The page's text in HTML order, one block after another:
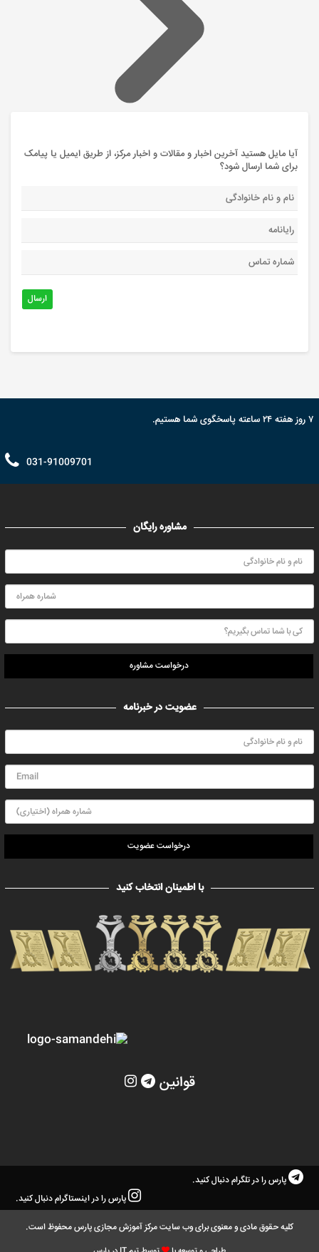
آیا مایل هستید آخرین اخبار و مقالات و اخبار مرکز، از طریق ایمیل یا پیامک
برای شما ارسال شود؟
ارسال
۷ روز هفته ۲۴ ساعته پاسخگوی شما هستیم.
031-91009701
مشاوره رایگان
درخواست مشاوره
عضویت در خبرنامه
درخواست عضویت
با اطمینان انتخاب کنید
قوانین
پارس را در تلگرام دنبال کنید.
پارس را در اینستاگرام دنبال کنید.
کلیه حقوق مادی و معنوی برای وب سایت مرکز آموزش مجازی پارس محفوظ است.